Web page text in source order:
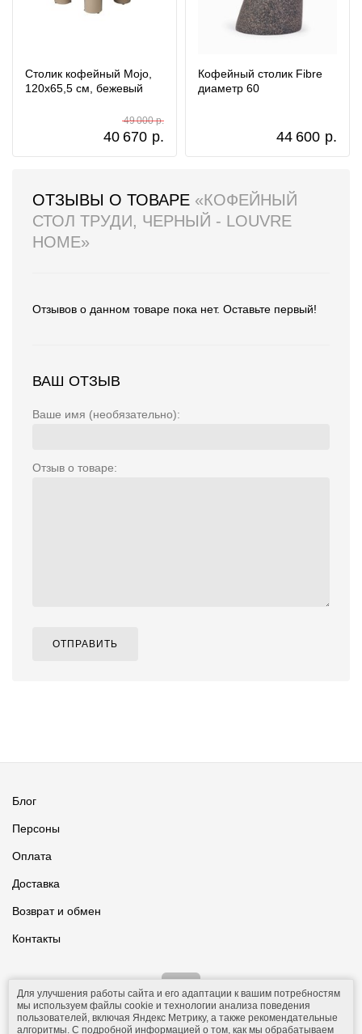
Столик кофейный Mojo,
120х65,5 см, бежевый
40 670 р.
49 000 р.
Кофейный столик Fibre
диаметр 60
44 600 р.
ОТЗЫВЫ О ТОВАРЕ «КОФЕЙНЫЙ
СТОЛ ТРУДИ, ЧЕРНЫЙ - LOUVRE
HOME»
Отзывов о данном товаре пока нет. Оставьте первый!
ВАШ ОТЗЫВ
Ваше имя (необязательно):
Отзыв о товаре:
ОТПРАВИТЬ
Блог
Персоны
Оплата
Доставка
Возврат и обмен
Контакты
Для улучшения работы сайта и его адаптации к вашим потребностям
мы используем файлы cookie и технологии анализа поведения
пользователей, включая Яндекс Метрику, а также рекомендательные
алгоритмы. С подробной информацией о том, как мы обрабатываем